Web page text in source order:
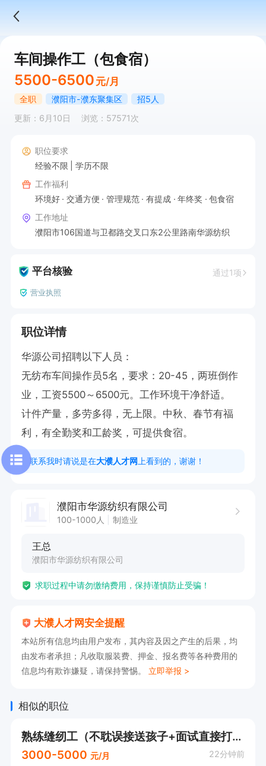
车间操作工（包食宿）
5500-6500 元/月
全职 濮阳市-濮东聚集区
招5人
更新：6月10日
浏览：57571次
职位要求
经验不限
学历不限
工作福利
环境好
交通方便 管理规范 有提成 年终奖
包食宿
工作地址
濮阳市106国道与卫都路交叉口东2公里路南华源纺织
平台核验 通过1项
营业执照
职位详情
华源公司招聘以下人员：
无纺布车间操作员5名，要求：20-45，两班倒作
业，工资5500～6500元。工作环境干净舒适。
计件产量，多劳多得，无上限。中秋、春节有福
利，有全勤奖和工龄奖，可提供食宿。
联系我时请说是在大濮人才网 上看到的，谢谢！
濮阳市华源纺织有限公司
100-1000人 制造业
王总
濮阳市华源纺织有限公司
求职过程中请勿缴纳费用，保持谨慎防止受骗！
大濮人才网安全提醒
本站所有信息均由用户发布，其内容及因之产生的后果，均
由发布者承担；凡收取服装费、押金、报名费等各种费用的
信息均有欺诈嫌疑，请保持警惕。 立即举报 >
相似的职位
熟练缝纫工（不耽误接送孩子+面试直接打电话）
3000-5000 元/月 22分钟前